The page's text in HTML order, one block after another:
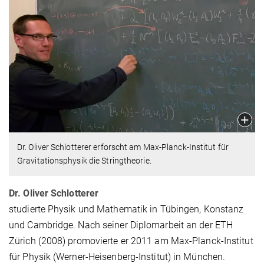
Dr. Oliver Schlotterer erforscht am Max-Planck-Institut für
Gravitationsphysik die Stringtheorie.
Dr. Oliver Schlotterer
studierte Physik und Mathematik in Tübingen, Konstanz
und Cambridge. Nach seiner Diplomarbeit an der ETH
Zürich (2008) promovierte er 2011 am Max-Planck-Institut
für Physik (Werner-Heisenberg-Institut) in München.